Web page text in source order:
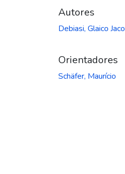
Autores
Debiasi, Glaico Jaco
Orientadores
Schäfer, Maurício